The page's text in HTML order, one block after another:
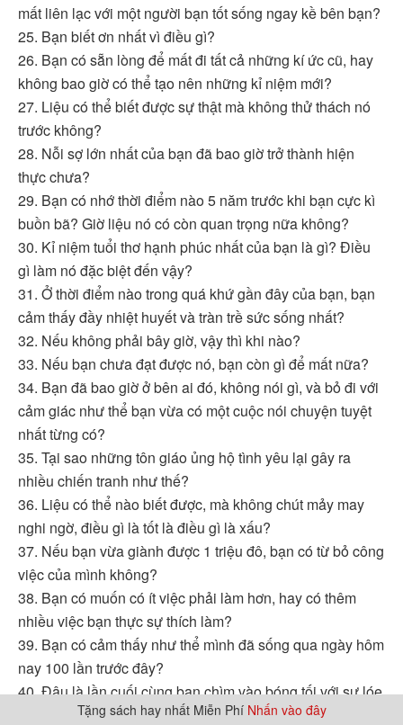
mất liên lạc với một người bạn tốt sống ngay kề bên bạn?
25. Bạn biết ơn nhất vì điều gì?
26. Bạn có sẵn lòng để mất đi tất cả những kí ức cũ, hay
không bao giờ có thể tạo nên những kỉ niệm mới?
27. Liệu có thể biết được sự thật mà không thử thách nó
trước không?
28. Nỗi sợ lớn nhất của bạn đã bao giờ trở thành hiện
thực chưa?
29. Bạn có nhớ thời điểm nào 5 năm trước khi bạn cực kì
buồn bã? Giờ liệu nó có còn quan trọng nữa không?
30. Kỉ niệm tuổi thơ hạnh phúc nhất của bạn là gì? Điều
gì làm nó đặc biệt đến vậy?
31. Ở thời điểm nào trong quá khứ gần đây của bạn, bạn
cảm thấy đầy nhiệt huyết và tràn trề sức sống nhất?
32. Nếu không phải bây giờ, vậy thì khi nào?
33. Nếu bạn chưa đạt được nó, bạn còn gì để mất nữa?
34. Bạn đã bao giờ ở bên ai đó, không nói gì, và bỏ đi với
cảm giác như thể bạn vừa có một cuộc nói chuyện tuyệt
nhất từng có?
35. Tại sao những tôn giáo ủng hộ tình yêu lại gây ra
nhiều chiến tranh như thế?
36. Liệu có thể nào biết được, mà không chút mảy may
nghi ngờ, điều gì là tốt là điều gì là xấu?
37. Nếu bạn vừa giành được 1 triệu đô, bạn có từ bỏ công
việc của mình không?
38. Bạn có muốn có ít việc phải làm hơn, hay có thêm
nhiều việc bạn thực sự thích làm?
39. Bạn có cảm thấy như thể mình đã sống qua ngày hôm
nay 100 lần trước đây?
40. Đâu là lần cuối cùng bạn chìm vào bóng tối với sự lóe
lên một ý tưởng bạn tin tưởng mạnh mẽ?
Tặng sách hay nhất Miễn Phí Nhấn vào đây